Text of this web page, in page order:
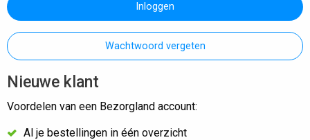
Inloggen
Wachtwoord vergeten
Nieuwe klant
Voordelen van een Bezorgland account:
Al je bestellingen in één overzicht